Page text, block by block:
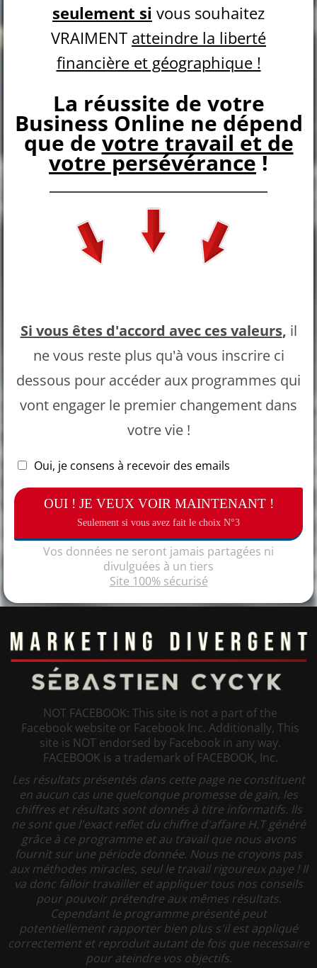
seulement si vous souhaitez
VRAIMENT atteindre la liberté
financière et géographique !
La réussite de votre
Business Online ne dépend
que de votre travail et de
votre persévérance!
Si vous êtes d'accord avec ces valeurs, il
ne vous reste plus qu'à vous inscrire ci
dessous pour accéder aux programmes qui
vont engager le premier changement dans
votre vie !
Oui, je consens à recevoir des emails
OUI ! JE VEUX VOIR MAINTENANT !
Seulement si vous avez fait le choix N°3
Vos données ne seront jamais partagées ni
divulguées à un tiers
Site 100% sécurisé
NOT FACEBOOK: This site is not a part of the
Facebook website or Facebook Inc. Additionally, This
site is NOT endorsed by Facebook in any way.
FACEBOOK is a trademark of FACEBOOK, Inc.
Les résultats présentés dans cette page ne constituent
en aucun cas une quelconque promesse de gain, les
chiffres et résultats sont donnés à titre informatifs. Ils
ne sont que l'exact reflet du chiffre d'affaire H.T généré
grâce à ce programme et au travail que nous avons
fournit sur une période donnée. Nous ne croyons pas
aux méthodes miracles, seul le travail rigoureux paye ! Il
va donc falloir travailler et appliquer tous nos conseils
pour pouvoir prétendre aux mêmes résultats.
Cependant le programme présenté peut
potentiellement rapporter bien plus s'il est appliqué
correctement et reproduit autant de fois que necessaire
pour ateindre vos objectifs.